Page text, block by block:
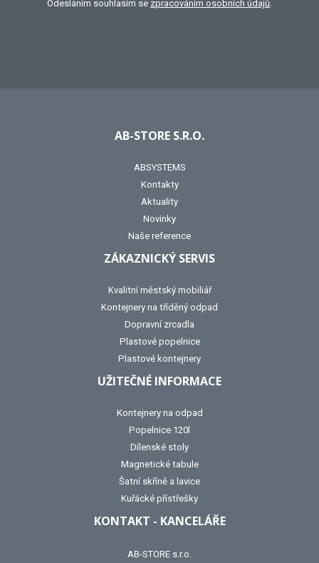
Odesláním souhlasím se zpracováním osobních údajů
AB-STORE S.R.O.
ABSYSTEMS
Kontakty
Aktuality
Novinky
Naše reference
ZÁKAZNICKÝ SERVIS
Kvalitní městský mobiliář
Kontejnery na tříděný odpad
Dopravní zrcadla
Plastové popelnice
Plastové kontejnery
UŽITEČNÉ INFORMACE
Kontejnery na odpad
Popelnice 120l
Dílenské stoly
Magnetické tabule
Šatní skříně a lavice
Kuřácké přístřešky
KONTAKT - KANCELÁŘE
AB-STORE s.r.o.